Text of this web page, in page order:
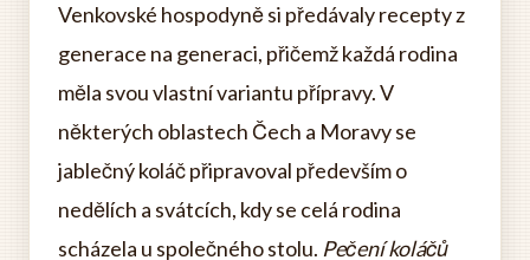
Venkovské hospodyně si předávaly recepty z
generace na generaci, přičemž každá rodina
měla svou vlastní variantu přípravy. V
některých oblastech Čech a Moravy se
jablečný koláč připravoval především o
nedělích a svátcích, kdy se celá rodina
scházela u společného stolu. Pečení koláčů